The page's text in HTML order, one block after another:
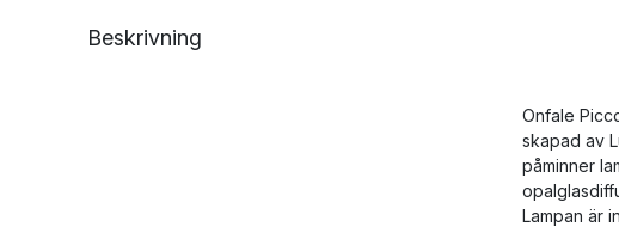
Beskrivning
Onfale
skapad av
påminner
Lampan är